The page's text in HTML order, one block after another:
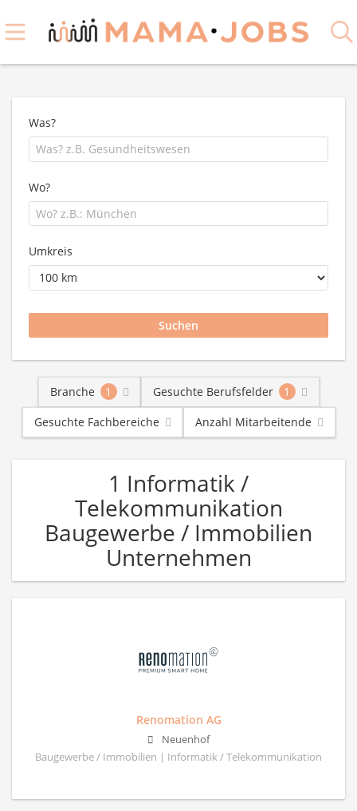
Was?
Wo?
Umkreis
Branche 1 Gesuchte Berufsfelder
1
Gesuchte Fachbereiche
Anzahl Mitarbeitende
1 Informatik /
Telekommunikation
Baugewerbe / Immobilien
Unternehmen
Renomation AG
Neuenhof
Baugewerbe / Immobilien | Informatik / Telekommunikation